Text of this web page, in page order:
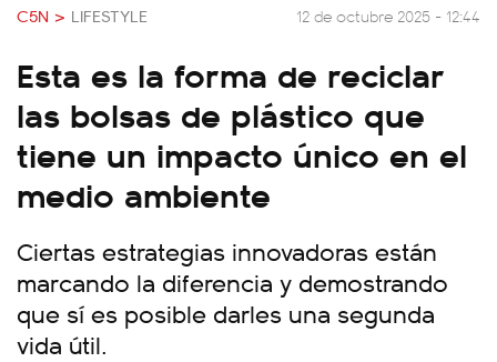
C5N > LIFESTYLE 12 de octubre 2025 - 12:44
Esta es la forma de reciclar
las bolsas de plástico que
tiene un impacto único en el
medio ambiente
Ciertas estrategias innovadoras están
marcando la diferencia y demostrando
que sí es posible darles una segunda
vida útil.